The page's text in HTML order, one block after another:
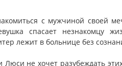
с мужчиной своей
спасает незнакомцу
лежит в больнице без
не хочет разубеждать